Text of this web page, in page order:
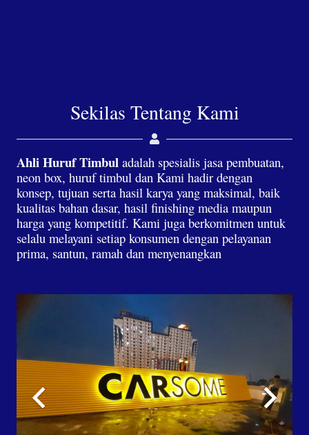
Sekilas Tentang Kami
Ahli Huruf Timbul adalah spesialis jasa pembuatan,
neon box, huruf timbul dan Kami hadir dengan
konsep, tujuan serta hasil karya yang maksimal, baik
kualitas bahan dasar, hasil finishing media maupun
harga yang kompetitif. Kami juga berkomitmen untuk
selalu melayani setiap konsumen dengan pelayanan
prima, santun, ramah dan menyenangkan